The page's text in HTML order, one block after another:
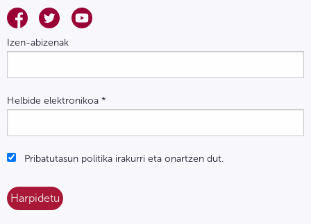
Izen-abizenak
Helbide elektronikoa *
Pribatutasun politika irakurri eta onartzen dut.